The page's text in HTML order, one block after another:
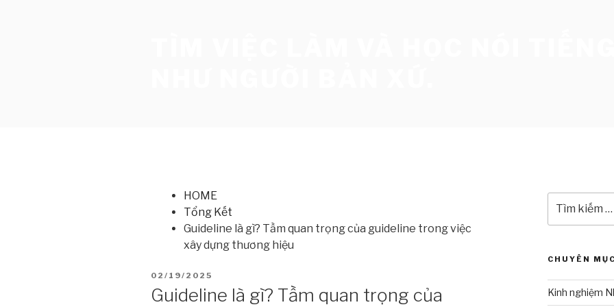
HOME
Tổng Kết
Guideline là gì? Tầm quan trọng của guideline trong việc
xây dựng thương hiệu
02/19/2025
Guideline là gì? Tầm quan trọng của
kiếm:
CHUYÊN MỤC
Kinh nghiệm